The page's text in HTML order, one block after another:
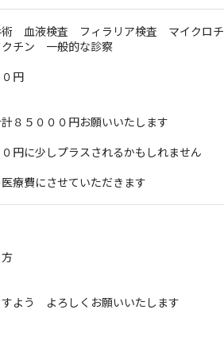
血液検査 フィラリア検査 マイクロチ
チン 一般的な診察
円
５０００円お願いいたします
円に少しプラスされるかもしれません
療費にさせていただきます
よう よろしくお願いいたします